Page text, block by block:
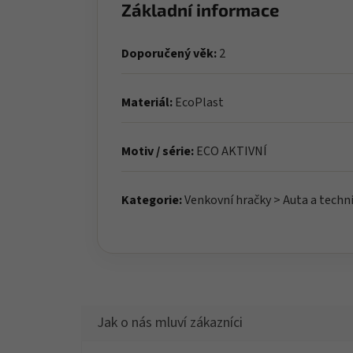
Základní informace
Doporučený věk:2
Materiál: EcoPlast
Motiv / série: ECO AKTIVNÍ
Kategorie:Venkovní hračky > Auta a